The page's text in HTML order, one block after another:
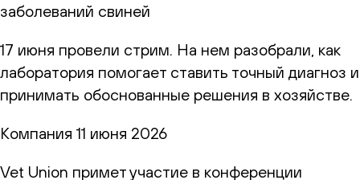
заболеваний свиней
17 июня провели стрим. На нем разобрали, как
лаборатория помогает ставить точный диагноз и
принимать обоснованные решения в хозяйстве.
Компания 11 июня 2026
Vet Union примет участие в конференции